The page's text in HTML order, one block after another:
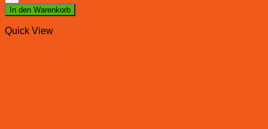
In den Warenkorb
Quick View